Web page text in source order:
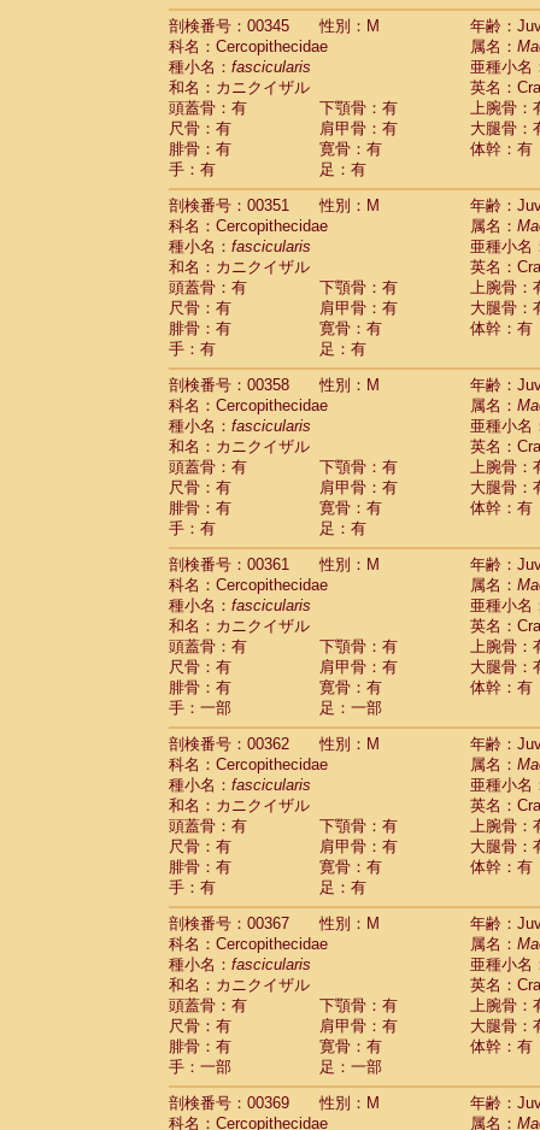
剖検番号：00345
性別：M
年齢：
科名：Cercopithecidae
属名：
種小名： fascicularis
亜種小名
和名：カニクイザル
英名：
頭蓋骨：有
下顎骨：有
上腕骨：
尺骨：有
肩甲骨：有
大腿骨：
腓骨：有
寛骨：有
体幹：有
手：有
足：有
剖検番号：00351
性別：M
年齢：
科名：Cercopithecidae
属名：
種小名： fascicularis
亜種小名
和名：カニクイザル
英名：
頭蓋骨：有
下顎骨：有
上腕骨：
尺骨：有
肩甲骨：有
大腿骨：
腓骨：有
寛骨：有
体幹：有
手：有
足：有
剖検番号：00358
性別：M
年齢：
科名：Cercopithecidae
属名：
種小名： fascicularis
亜種小名
和名：カニクイザル
英名：
頭蓋骨：有
下顎骨：有
上腕骨：
尺骨：有
肩甲骨：有
大腿骨：
腓骨：有
寛骨：有
体幹：有
手：有
足：有
剖検番号：00361
性別：M
年齢：
科名：Cercopithecidae
属名：
種小名： fascicularis
亜種小名
和名：カニクイザル
英名：
頭蓋骨：有
下顎骨：有
上腕骨：
尺骨：有
肩甲骨：有
大腿骨：
腓骨：有
寛骨：有
体幹：有
手：一部
足：一部
剖検番号：00362
性別：M
年齢：
科名：Cercopithecidae
属名：
種小名： fascicularis
亜種小名
和名：カニクイザル
英名：
頭蓋骨：有
下顎骨：有
上腕骨：
尺骨：有
肩甲骨：有
大腿骨：
腓骨：有
寛骨：有
体幹：有
手：有
足：有
剖検番号：00367
性別：M
年齢：
科名：Cercopithecidae
属名：
種小名： fascicularis
亜種小名
和名：カニクイザル
英名：
頭蓋骨：有
下顎骨：有
上腕骨：
尺骨：有
肩甲骨：有
大腿骨：
腓骨：有
寛骨：有
体幹：有
手：一部
足：一部
剖検番号：00369
性別：M
年齢：
科名：Cercopithecidae
属名：